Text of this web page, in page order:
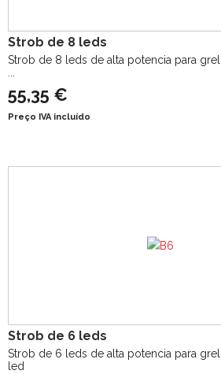
Strob de 8 leds
Strob de 8 leds de alta potencia para
...
55,35 €
Preço IVA incluído
Strob de 6 leds
Strob de 6 leds de alta potencia para
led